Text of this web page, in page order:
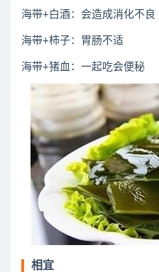
海带+白酒：会造成消化不良
海带+柿子：胃肠不适
海带+猪血：一起吃会便秘
相宜